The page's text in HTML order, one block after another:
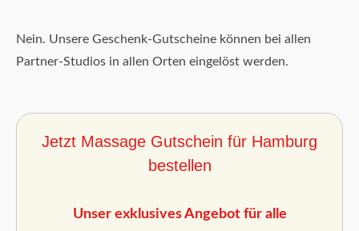
Nein. Unsere Geschenk-Gutscheine können bei allen
Partner-Studios in allen Orten eingelöst werden.
Jetzt Massage Gutschein für Hamburg
bestellen
Unser exklusives Angebot für alle